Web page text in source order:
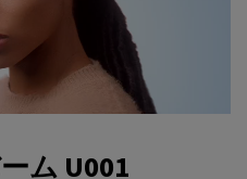
h-text-bold">リップ バーム U001
ム U001